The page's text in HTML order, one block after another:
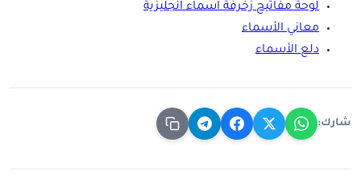
لوحة مفاتيح زخرفة اسماء انجليزية
معاني الأسماء
دلع الأسماء
شارك: